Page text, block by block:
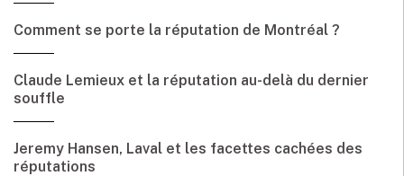
Comment se porte la réputation de Montréal ?
Claude Lemieux et la réputation au-delà du dernier
souffle
Jeremy Hansen, Laval et les facettes cachées des
réputations